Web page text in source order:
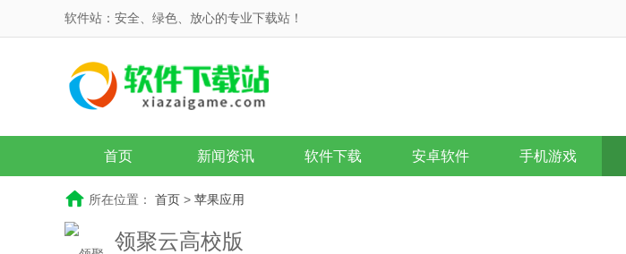
软件站：安全、绿色、放心的专业下载站！
首页 新闻资讯 软件下载 安卓软件 手机游戏
所在位置： 首页 > 苹果应用
领聚云高校版